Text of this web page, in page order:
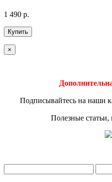
1 490 р.
Купить
×
Подписывайтесь на наши
Полезные